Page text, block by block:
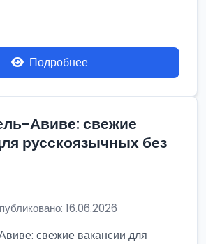
на мебельном производстве:
Подробнее
Авиве: свежие
русскоязычных без
16.06.2026
свежие вакансии для